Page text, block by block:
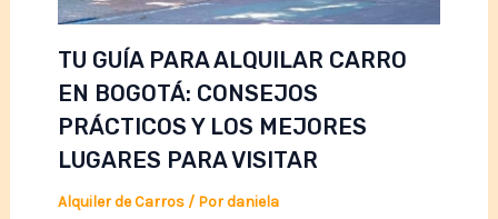
TU GUÍA PARA ALQUILAR CARRO
EN BOGOTÁ: CONSEJOS
PRÁCTICOS Y LOS MEJORES
LUGARES PARA VISITAR
Alquiler de Carros/ Pordaniela